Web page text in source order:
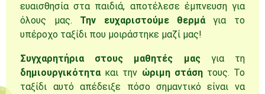
ευαισθησία στα παιδιά, αποτέλεσε έμπνευση για
όλους μας. Την ευχαριστούμε θερμάγια το
υπέροχο ταξίδι που μοιράστηκε μαζί μας!
Συγχαρητήρια στους μαθητές μαςγια τη
δημιουργικότητα και την ώριμη στάσητους. Το
ταξίδι αυτό απέδειξε πόσο σημαντικό είναι να